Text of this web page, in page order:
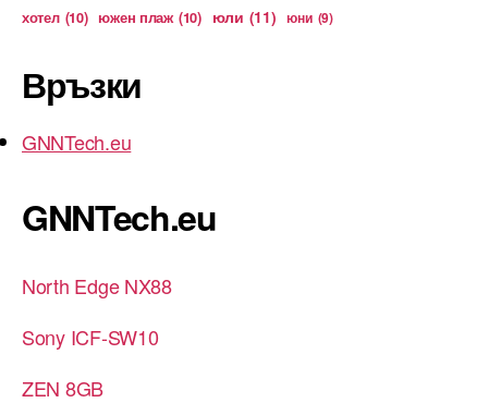
хотел (10) южен плаж (10) юли (11) юни (9)
Връзки
GNNTech.eu
GNNTech.eu
North Edge NX88
Sony ICF-SW10
ZEN 8GB